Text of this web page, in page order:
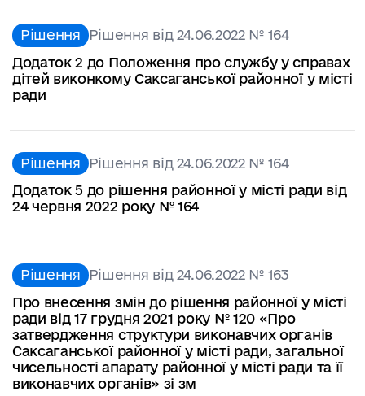
Рішення Рішення від 24.06.2022 № 164
Додаток 2 до Положення про службу у справах
дітей виконкому Саксаганської районної у місті
ради
Рішення Рішення від 24.06.2022 № 164
Додаток 5 до рішення районної у місті ради від
24 червня 2022 року № 164
Рішення Рішення від 24.06.2022 № 163
Про внесення змін до рішення районної у місті
ради від 17 грудня 2021 року № 120 «Про
затвердження структури виконавчих органів
Саксаганської районної у місті ради, загальної
чисельності апарату районної у місті ради та її
виконавчих органів» зі зм